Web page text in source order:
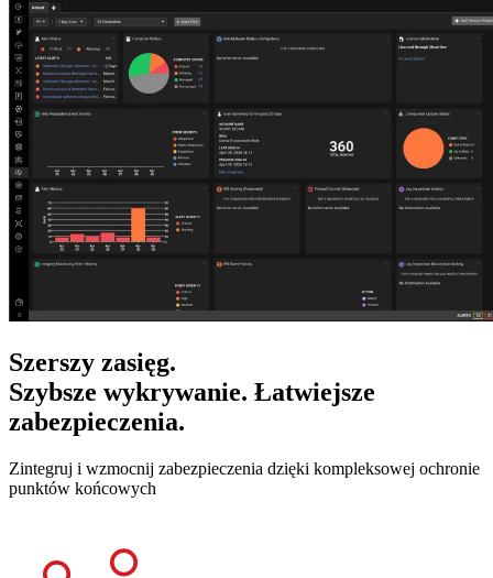
Szerszy zasięg.
Szybsze wykrywanie. Łatwiejsze
zabezpieczenia.
Zintegruj i wzmocnij zabezpieczenia dzięki kompleksowej ochronie
punktów końcowych